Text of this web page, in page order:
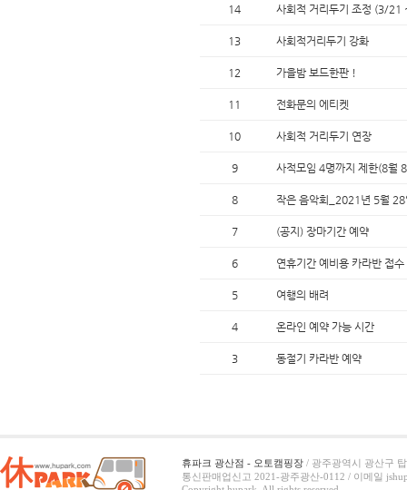
14 사회적 거리두기 조정 (3/
13 사회적거리두기 강화
12 가을밤 보드한판 !
11 전화문의 에티켓
10 사회적 거리두기 연장
9 사적모임 4명까지 제한(8월
8 작은 음악회_2021년 5월 28
7 (공지) 장마기간 예약
6 연휴기간 예비용 카라반 접수
5 여행의 배려
4 온라인 예약 가능 시간
3 동절기 카라반 예약
휴파크 광산점 - 오토캠핑장 / 광주광역시 광산구
통신판매업신고 2021-광주광산-0112 / 이메일